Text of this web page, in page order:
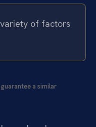
of factors
a similar